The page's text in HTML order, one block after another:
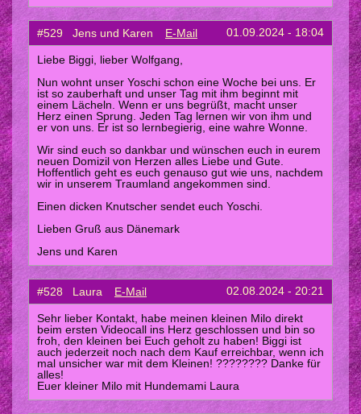
#529 Jens und Karen E-Mail 01.09.2024 - 18:04
Liebe Biggi, lieber Wolfgang,
Nun wohnt unser Yoschi schon eine Woche bei uns. Er
ist so zauberhaft und unser Tag mit ihm beginnt mit
einem Lächeln. Wenn er uns begrüßt, macht unser
Herz einen Sprung. Jeden Tag lernen wir von ihm und
er von uns. Er ist so lernbegierig, eine wahre Wonne.
Wir sind euch so dankbar und wünschen euch in eurem
neuen Domizil von Herzen alles Liebe und Gute.
Hoffentlich geht es euch genauso gut wie uns, nachdem
wir in unserem Traumland angekommen sind.
Einen dicken Knutscher sendet euch Yoschi.
Lieben Gruß aus Dänemark
Jens und Karen
#528 Laura E-Mail 02.08.2024 - 20:21
Sehr lieber Kontakt, habe meinen kleinen Milo direkt
beim ersten Videocall ins Herz geschlossen und bin so
froh, den kleinen bei Euch geholt zu haben! Biggi ist
auch jederzeit noch nach dem Kauf erreichbar, wenn ich
mal unsicher war mit dem Kleinen! ???????? Danke für
alles!
Euer kleiner Milo mit Hundemami Laura